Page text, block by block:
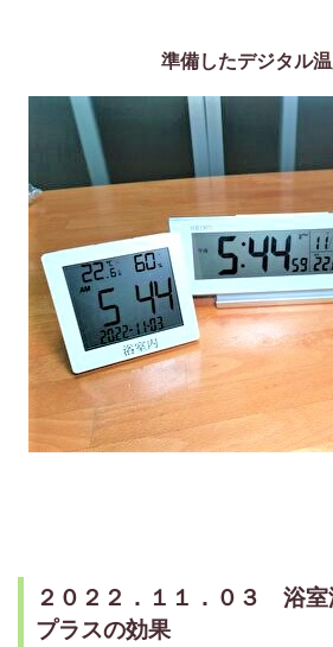
準備したデジタル
２０２２．１１．０３ 浴
プラスの効果